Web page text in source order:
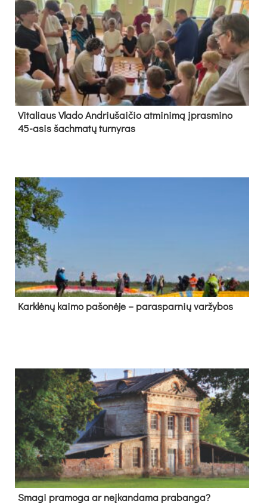
Vi­ta­liaus Vla­do And­riu­šai­čio at­mi­ni­mą įpras­mi­no
45-asis šach­ma­tų tur­ny­ras
Kark­lė­nų kai­mo pa­šo­nė­je – pa­ras­par­nių var­žy­bos
Sma­gi pra­mo­ga ar neį­kan­da­ma pra­ban­ga?